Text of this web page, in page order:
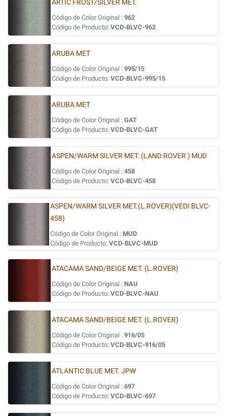
ARTIC FROST/SILVER MET.
Código de Color Original : 962
Código de Producto: VCD-BLVC-962
ARUBA MET
Código de Color Original : 995/15
Código de Producto: VCD-BLVC-995/15
ARUBA MET
Código de Color Original : GAT
Código de Producto: VCD-BLVC-GAT
ASPEN/WARM SILVER MET. (LAND ROVER ) MUD
Código de Color Original : 458
Código de Producto: VCD-BLVC-458
ASPEN/WARM SILVER MET.(L.ROVER)(VEDI BLVC-
458)
Código de Color Original : MUD
Código de Producto: VCD-BLVC-MUD
ATACAMA SAND/BEIGE MET. (L.ROVER)
Código de Color Original : NAU
Código de Producto: VCD-BLVC-NAU
ATACAMA SAND/BEIGE MET. (L.ROVER)
Código de Color Original : 916/05
Código de Producto: VCD-BLVC-916/05
ATLANTIC BLUE MET. JPW
Código de Color Original : 697
Código de Producto: VCD-BLVC-697